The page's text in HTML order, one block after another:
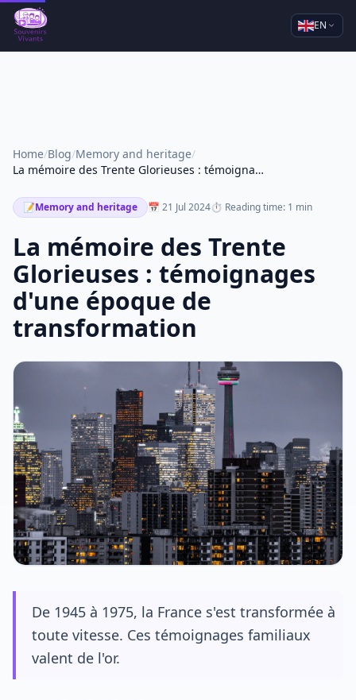
EN
Home/Blog/Memory and heritage/
La mémoire des Trente Glorieuses : témoignages d'une époque de transformation
📝Memory and heritage 📅 21 Jul 2024⏱ Reading time: 1 min
La mémoire des Trente
Glorieuses : témoignages
d'une époque de
transformation
De 1945 à 1975, la France s'est transformée à
toute vitesse. Ces témoignages familiaux
valent de l'or.